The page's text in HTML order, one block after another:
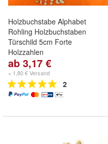
Holzbuchstabe Alphabet
Rohling Holzbuchstaben
Türschild 5cm Forte
Holzzahlen
ab 3,17 €
+ 1,80 € Versand
2